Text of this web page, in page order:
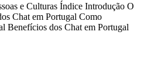
e Culturas Índice Introdução O
Chat em Portugal Como
Benefícios dos Chat em Portugal